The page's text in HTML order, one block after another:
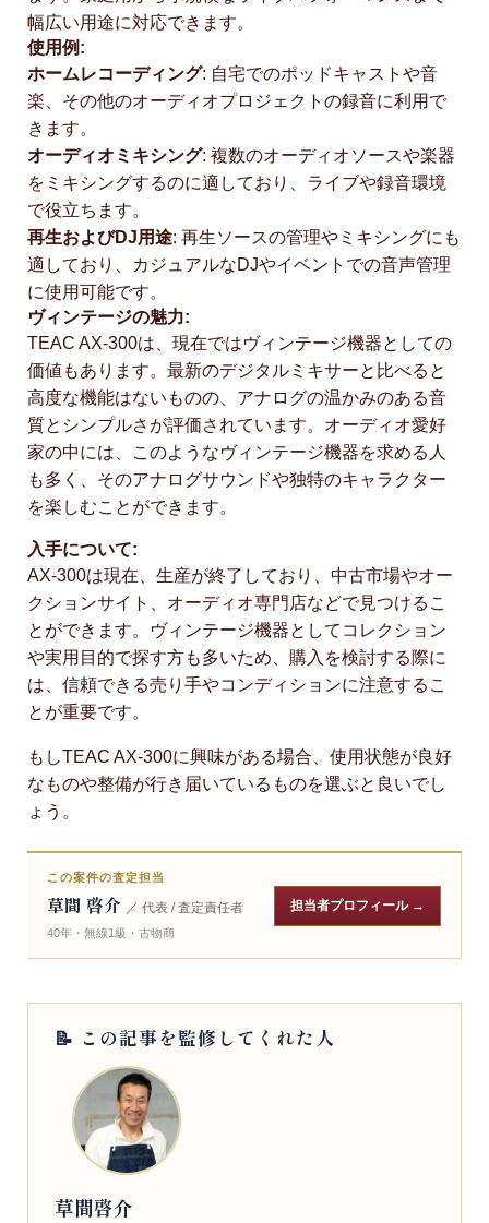
幅広い用途に対応できます。
使用例:
ホームレコーディング: 自宅でのポッドキャストや音
楽、その他のオーディオプロジェクトの録音に利用で
きます。
オーディオミキシング: 複数のオーディオソースや楽器
をミキシングするのに適しており、ライブや録音環境
で役立ちます。
再生およびDJ用途: 再生ソースの管理やミキシングにも
適しており、カジュアルなDJやイベントでの音声管理
に使用可能です。
ヴィンテージの魅力:
TEAC AX-300は、現在ではヴィンテージ機器としての
価値もあります。最新のデジタルミキサーと比べると
高度な機能はないものの、アナログの温かみのある音
質とシンプルさが評価されています。オーディオ愛好
家の中には、このようなヴィンテージ機器を求める人
も多く、そのアナログサウンドや独特のキャラクター
を楽しむことができます。
入手について:
AX-300は現在、生産が終了しており、中古市場やオー
クションサイト、オーディオ専門店などで見つけるこ
とができます。ヴィンテージ機器としてコレクション
や実用目的で探す方も多いため、購入を検討する際に
は、信頼できる売り手やコンディションに注意するこ
とが重要です。
もしTEAC AX-300に興味がある場合、使用状態が良好
なものや整備が行き届いているものを選ぶと良いでし
ょう。
この案件の査定担当
草間 啓介 ／ 代表 / 査定責任者
40年・無線1級・古物商
担当者プロフィール →
📝 この記事を監修してくれた人
草間啓介